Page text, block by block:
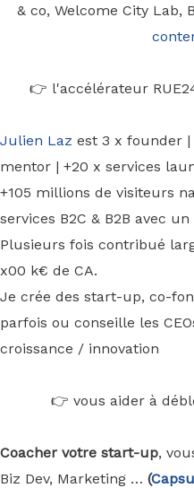
& co, Welcome City Lab,
👉 l'accélérateur
Julien Laz est 3 x founder
mentor | +20 x services
+105 millions de visiteurs
services B2C & B2B avec
Plusieurs fois contribué
x00 k€ de CA.
Je crée des start-up, co-
parfois ou conseille les
croissance / innovation
👉 vous aider à
Coacher votre start-up,
Biz Dev, Marketing … (